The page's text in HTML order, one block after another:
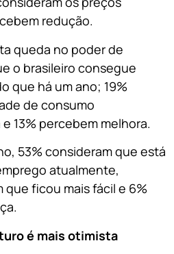
redução.
queda no poder de
o brasileiro consegue
que há um ano; 19%
de consumo
13% percebem melhora.
53% consideram que está
atualmente,
que ficou mais fácil e 6%
é mais otimista